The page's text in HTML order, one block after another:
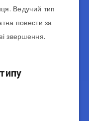
Ведучий тип
повести за
звершення.